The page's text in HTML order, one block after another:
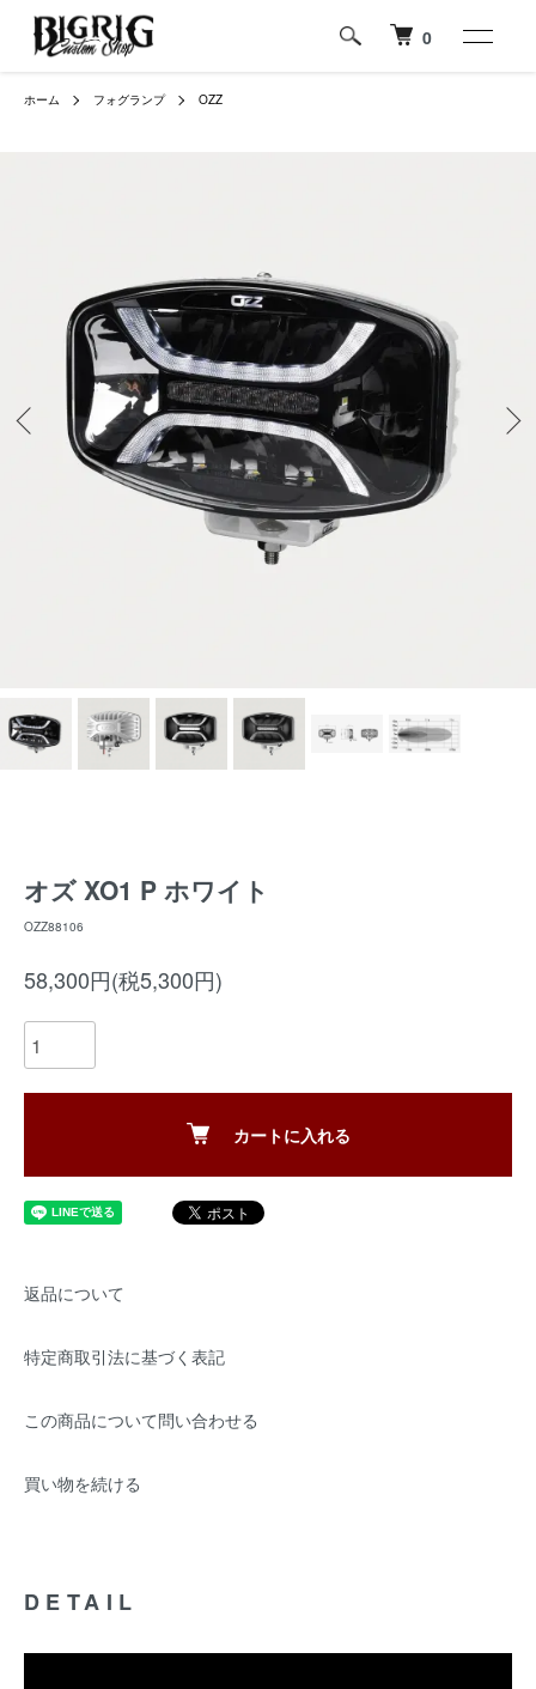
0
ホーム フォグランプ OZZ
オズ XO1 P ホワイト
OZZ88106
58,300円(税5,300円)
カートに入れる
返品について
特定商取引法に基づく表記
この商品について問い合わせる
買い物を続ける
DETAIL